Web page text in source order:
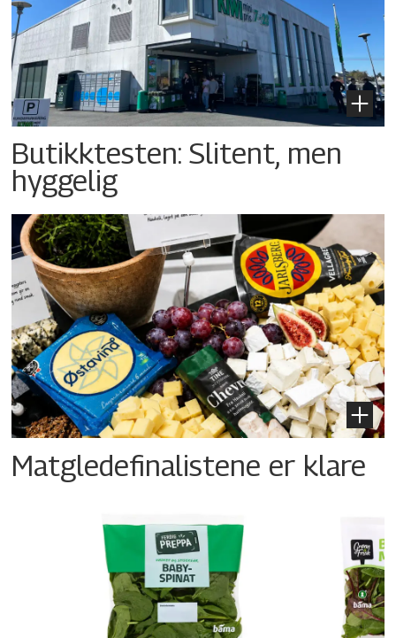
Butikktesten: Slitent, men
hyggelig
Matgledefinalistene er klare